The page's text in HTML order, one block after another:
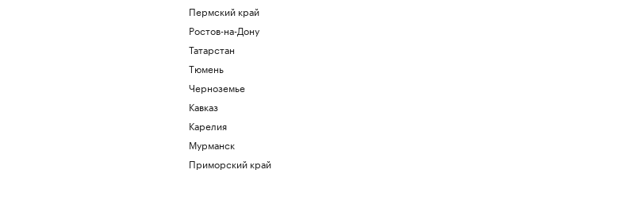
Пермский край
Ростов-на-Дону
Татарстан
Тюмень
Черноземье
Кавказ
Карелия
Мурманск
Приморский край